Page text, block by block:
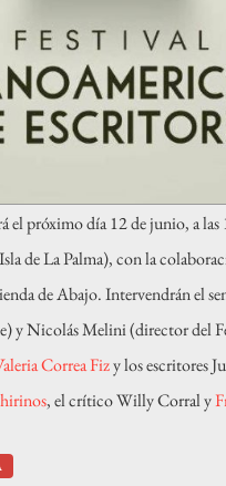
próximo día 12 de junio, a las
de La Palma), con la
de Abajo. Intervendrán el
y Nicolás Melini (director del
Correa Fizy los escritores
, el crítico Willy Corral y